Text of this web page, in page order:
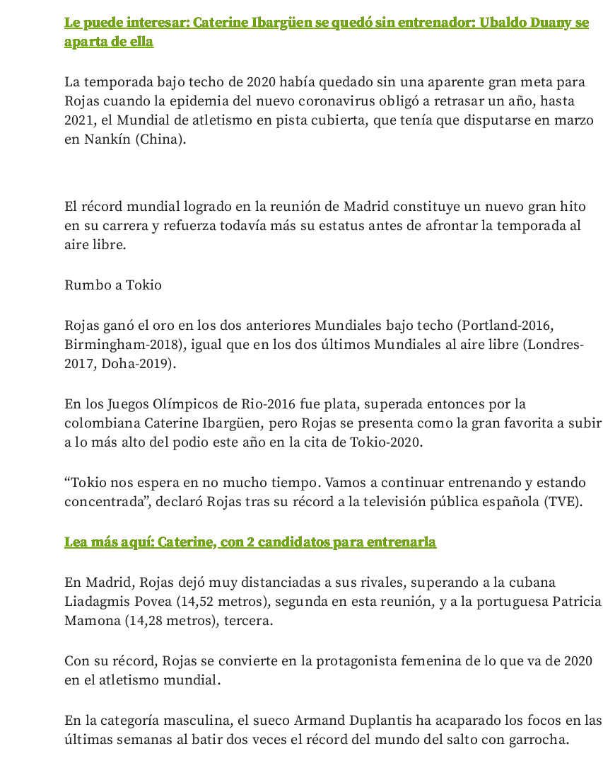
Le puede interesar: Caterine Ibargüen se quedó sin entrenador: Ubaldo Duany se
aparta de ella
La temporada bajo techo de 2020 había quedado sin una aparente gran meta para
Rojas cuando la epidemia del nuevo coronavirus obligó a retrasar un año, hasta
2021, el Mundial de atletismo en pista cubierta, que tenía que disputarse en marzo
en Nankín (China).
El récord mundial logrado en la reunión de Madrid constituye un nuevo gran hito
en su carrera y refuerza todavía más su estatus antes de afrontar la temporada al
aire libre.
Rumbo a Tokio
Rojas ganó el oro en los dos anteriores Mundiales bajo techo (Portland-2016,
Birmingham-2018), igual que en los dos últimos Mundiales al aire libre (Londres-
2017, Doha-2019).
En los Juegos Olímpicos de Rio-2016 fue plata, superada entonces por la
colombiana Caterine Ibargüen, pero Rojas se presenta como la gran favorita a subir
a lo más alto del podio este año en la cita de Tokio-2020.
“Tokio nos espera en no mucho tiempo. Vamos a continuar entrenando y estando
concentrada”, declaró Rojas tras su récord a la televisión pública española (TVE).
Lea más aquí: Caterine, con 2 candidatos para entrenarla
En Madrid, Rojas dejó muy distanciadas a sus rivales, superando a la cubana
Liadagmis Povea (14,52 metros), segunda en esta reunión, y a la portuguesa Patricia
Mamona (14,28 metros), tercera.
Con su récord, Rojas se convierte en la protagonista femenina de lo que va de 2020
en el atletismo mundial.
En la categoría masculina, el sueco Armand Duplantis ha acaparado los focos en las
últimas semanas al batir dos veces el récord del mundo del salto con garrocha.